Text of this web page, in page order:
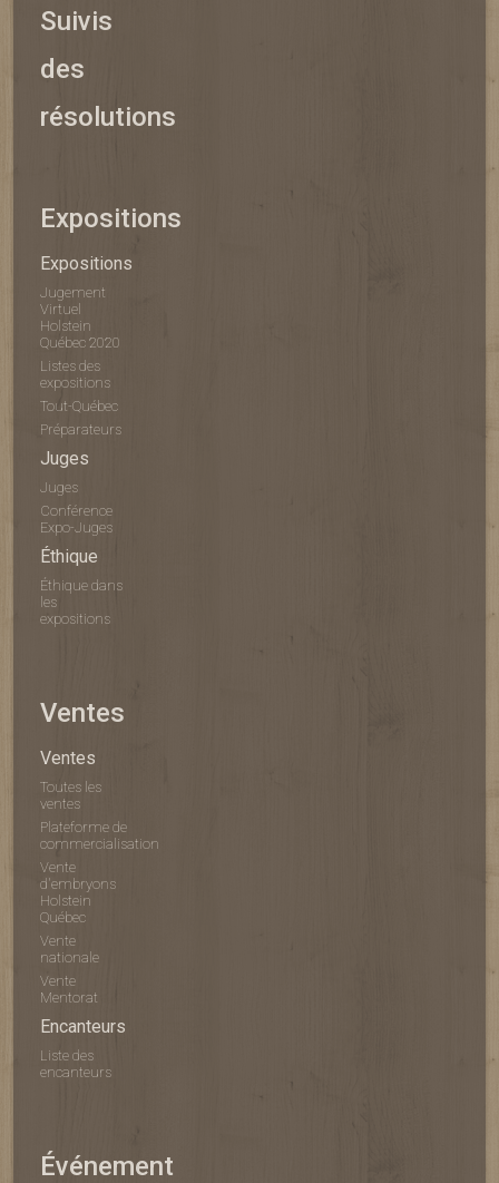
Suivis
des
résolutions
Expositions
Expositions
Jugement
Virtuel
Holstein
Québec 2020
Listes des
expositions
Tout-Québec
Préparateurs
Juges
Juges
Conférence
Expo-Juges
Éthique
Éthique dans
les
expositions
Ventes
Ventes
Toutes les
ventes
Plateforme de
commercialisation
Vente
d'embryons
Holstein
Québec
Vente
nationale
Vente
Mentorat
Encanteurs
Liste des
encanteurs
Événement